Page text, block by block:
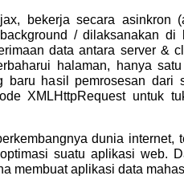
bekerja secara asinkron
/ dilaksanakan di
data antara server &
halaman, hanya
baru hasil pemrosesan dari
XMLHttpRequest untuk
dunia internet,
suatu aplikasi web.
membuat aplikasi data